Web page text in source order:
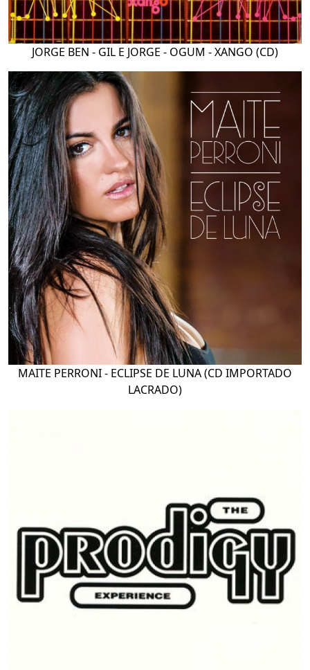
JORGE BEN - GIL E JORGE - OGUM - XANGO (CD)
MAITE PERRONI - ECLIPSE DE LUNA (CD IMPORTADO
LACRADO)